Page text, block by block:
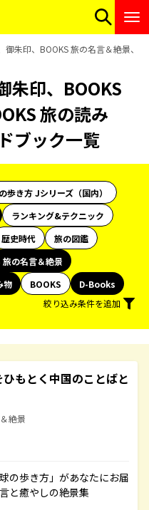
御朱印、BOOKS 旅の名言＆絶景、
印、BOOKS
旅の読み
ブック一覧
歩き方 Jシリーズ（国内）
ランキング&テクニック
歴史時代
旅の図鑑
旅の名言＆絶景
物 BOOKS
D-Books
絞り込み条件を追加
もとく中国のことばと
絶景
の歩き方」があなたにお届
と癒やしの絶景集